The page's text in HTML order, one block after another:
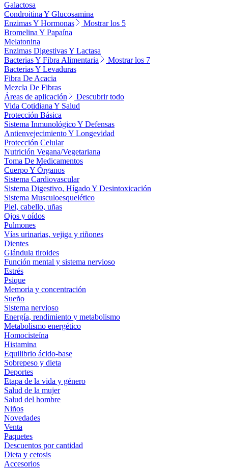
Galactosa
Condroitina Y Glucosamina
Enzimas Y Hormonas
Mostrar los 5
Bromelina Y Papaína
Melatonina
Enzimas Digestivas Y Lactasa
Bacterias Y Fibra Alimentaria
Mostrar los 7
Bacterias Y Levaduras
Fibra De Acacia
Mezcla De Fibras
Áreas de aplicación
Descubrir todo
Vida Cotidiana Y Salud
Protección Básica
Sistema Inmunológico Y Defensas
Antienvejecimiento Y Longevidad
Protección Celular
Nutrición Vegana/Vegetariana
Toma De Medicamentos
Cuerpo Y Órganos
Sistema Cardiovascular
Sistema Digestivo, Hígado Y Desintoxicación
Sistema Musculoesquelético
Piel, cabello, uñas
Ojos y oídos
Pulmones
Vías urinarias, vejiga y riñones
Dientes
Glándula tiroides
Función mental y sistema nervioso
Estrés
Psique
Memoria y concentración
Sueño
Sistema nervioso
Energía, rendimiento y metabolismo
Metabolismo energético
Homocisteína
Histamina
Equilibrio ácido-base
Sobrepeso y dieta
Deportes
Etapa de la vida y género
Salud de la mujer
Salud del hombre
Niños
Novedades
Venta
Paquetes
Descuentos por cantidad
Dieta y cetosis
Accesorios